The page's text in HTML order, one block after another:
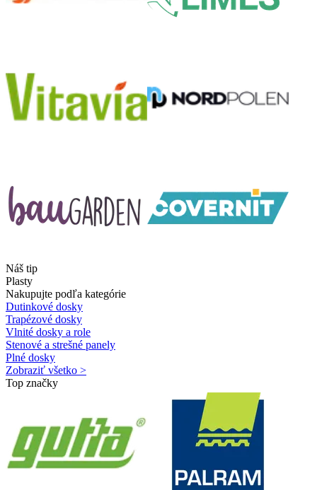
Náš tip
Plasty
Nakupujte podľa kategórie
Dutinkové dosky
Trapézové dosky
Vlnité dosky a role
Stenové a strešné panely
Plné dosky
Zobraziť všetko >
Top značky